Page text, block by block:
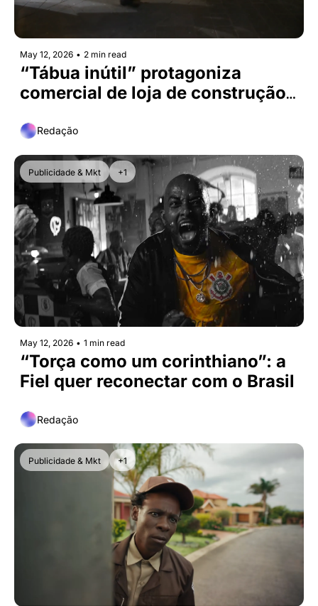
May 12, 2026 • 2 min read
“Tábua inútil” protagoniza
comercial de loja de construção
Redação
Publicidade & Mkt +1
May 12, 2026 • 1 min read
“Torça como um corinthiano”: a
Fiel quer reconectar com o Brasil
Redação
Publicidade & Mkt +1